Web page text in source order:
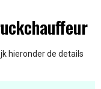
hieronder de details